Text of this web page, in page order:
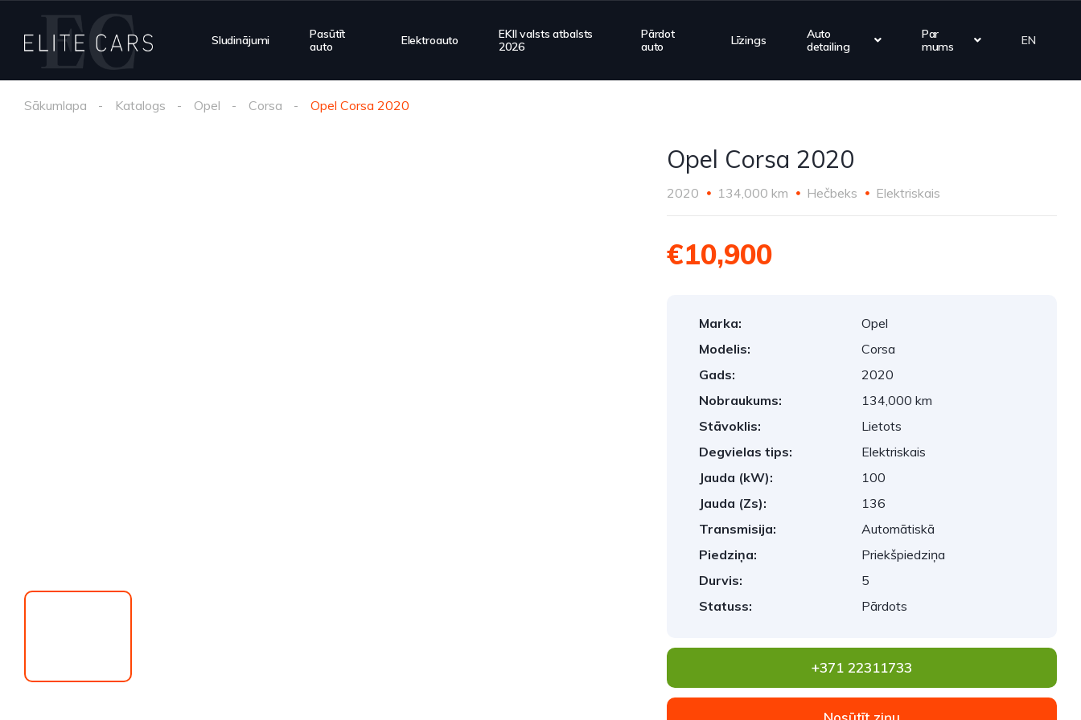
Sludinājumi
Pasūtīt
auto
Elektroauto
EKII valsts atbalsts
2026
Pārdot
auto
Līzings
Auto
detailing
Par
mums
EN
Sākumlapa Katalogs Opel Corsa Opel Corsa 2020
Opel Corsa 2020
2020 134,000 km Hečbeks Elektriskais
€10,900
Marka:
Opel
Modelis:
Corsa
Gads:
2020
Nobraukums:
134,000 km
Stāvoklis:
Lietots
Degvielas tips:
Elektriskais
Jauda (kW):
100
Jauda (Zs):
136
Transmisija:
Automātiskā
Piedziņa:
Priekšpiedziņa
Durvis:
5
Statuss:
Pārdots
+371 22311733